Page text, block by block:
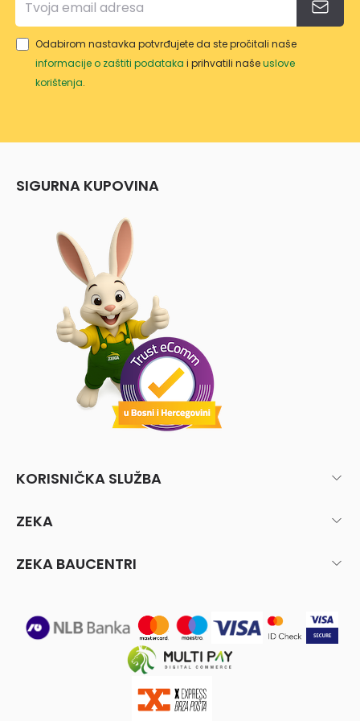
Odabirom nastavka potvrđujete da ste pročitali naše
informacije o zaštiti podataka i prihvatili našeuslove
korištenja.
SIGURNA KUPOVINA
KORISNIČKA SLUŽBA
ZEKA
ZEKA BAUCENTRI